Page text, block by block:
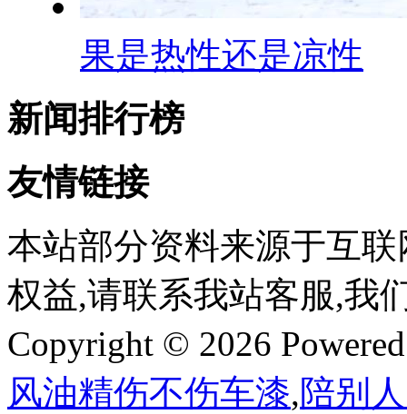
果是热性还是凉性
新闻排行榜
友情链接
本站部分资料来源于互
权益,请联系我站客服,我
Copyright © 2026
风油精伤不伤车漆,陪别